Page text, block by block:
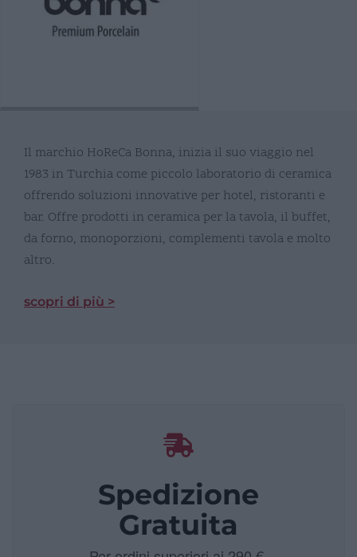
Il marchio HoReCa Bonna, inizia il suo viaggio nel
1983 in Turchia come piccolo laboratorio di ceramica
offrendo soluzioni innovative per hotel, ristoranti e
bar. Offre prodotti in ceramica per la tavola, il buffet,
da forno, monoporzioni, complementi tavola e molto
altro.
scopri di più >
Spedizione
Gratuita